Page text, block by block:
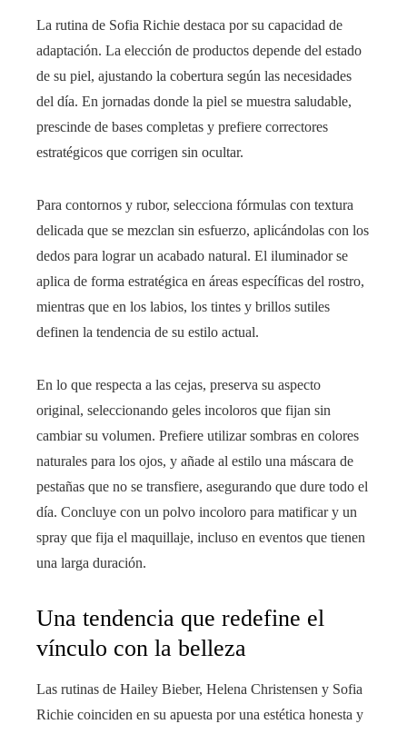
La rutina de Sofia Richie destaca por su capacidad de
adaptación. La elección de productos depende del estado
de su piel, ajustando la cobertura según las necesidades
del día. En jornadas donde la piel se muestra saludable,
prescinde de bases completas y prefiere correctores
estratégicos que corrigen sin ocultar.
Para contornos y rubor, selecciona fórmulas con textura
delicada que se mezclan sin esfuerzo, aplicándolas con los
dedos para lograr un acabado natural. El iluminador se
aplica de forma estratégica en áreas específicas del rostro,
mientras que en los labios, los tintes y brillos sutiles
definen la tendencia de su estilo actual.
En lo que respecta a las cejas, preserva su aspecto
original, seleccionando geles incoloros que fijan sin
cambiar su volumen. Prefiere utilizar sombras en colores
naturales para los ojos, y añade al estilo una máscara de
pestañas que no se transfiere, asegurando que dure todo el
día. Concluye con un polvo incoloro para matificar y un
spray que fija el maquillaje, incluso en eventos que tienen
una larga duración.
Una tendencia que redefine el
vínculo con la belleza
Las rutinas de Hailey Bieber, Helena Christensen y Sofia
Richie coinciden en su apuesta por una estética honesta y